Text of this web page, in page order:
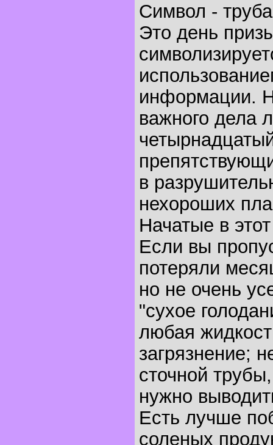
Символ -
Это день
информации.
важного дела
в
нехороших
Начатые в
Если вы
потеряли
но не очень
"сухое
любая
загрязнение;
сточной
нужно
Есть лучше
соленых